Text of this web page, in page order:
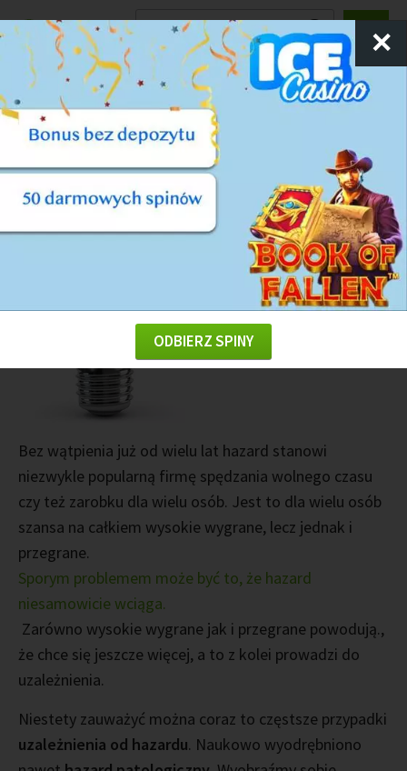
RankingKasyn
KASYNO ONLINE PORADY KASYNOWE HAZARD
Uzależnienie od hazardu
Bez wątpienia już od wielu lat hazard stanowi
niezwykle popularną firmę spędzania wolnego czasu
czy też zarobku dla wielu osób. Jest to dla wielu osób
szansa na całkiem wysokie wygrane, lecz jednak i
przegrane.
Sporym problemem może być to, że hazard
niesamowicie wciąga.
Zarówno wysokie wygrane jak i przegrane powodują.,
że chce się jeszcze więcej, a to z kolei prowadzi do
uzależnienia.
Niestety zauważyć można coraz to częstsze przypadki
uzależnienia od hazardu. Naukowo wyodrębniono
✕
ODBIERZ SPINY